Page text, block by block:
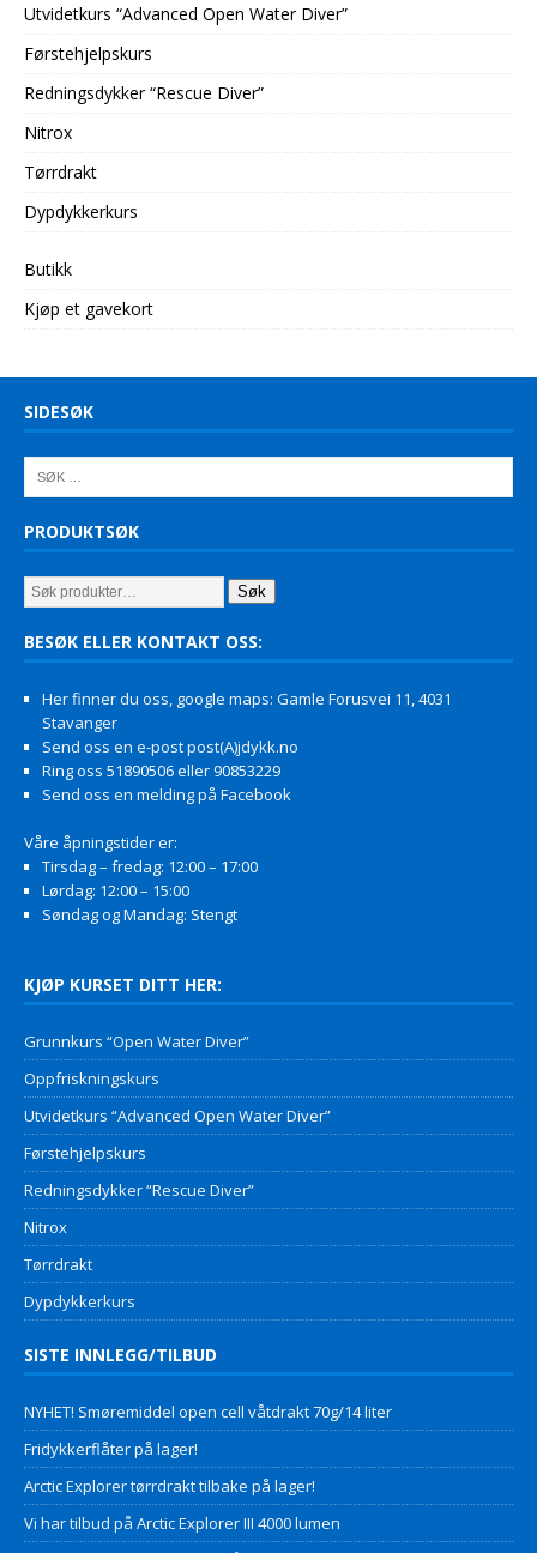
Utvidetkurs “Advanced Open Water Diver”
Førstehjelpskurs
Redningsdykker “Rescue Diver”
Nitrox
Tørrdrakt
Dypdykkerkurs
Butikk
Kjøp et gavekort
SIDESØK
PRODUKTSØK
Søk
BESØK ELLER KONTAKT OSS:
Her finner du oss, google maps: Gamle Forusvei 11, 4031
Stavanger
Send oss en e-post post(A)jdykk.no
Ring oss 51890506 eller 90853229
Send oss en melding på Facebook
Våre åpningstider er:
Tirsdag – fredag: 12:00 – 17:00
Lørdag: 12:00 – 15:00
Søndag og Mandag: Stengt
KJØP KURSET DITT HER:
Grunnkurs “Open Water Diver”
Oppfriskningskurs
Utvidetkurs “Advanced Open Water Diver”
Førstehjelpskurs
Redningsdykker “Rescue Diver”
Nitrox
Tørrdrakt
Dypdykkerkurs
SISTE INNLEGG/TILBUD
NYHET! Smøremiddel open cell våtdrakt 70g/14 liter
Fridykkerflåter på lager!
Arctic Explorer tørrdrakt tilbake på lager!
Vi har tilbud på Arctic Explorer III 4000 lumen